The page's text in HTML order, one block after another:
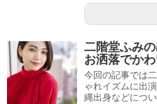
二階堂ふみ
お洒落でか
今回の記事では
ゃれイズムに出
縄出身などにつ